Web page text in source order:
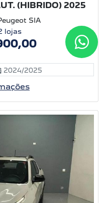
(HIBRIDO) 2025
SIA
lojas
2024/2025